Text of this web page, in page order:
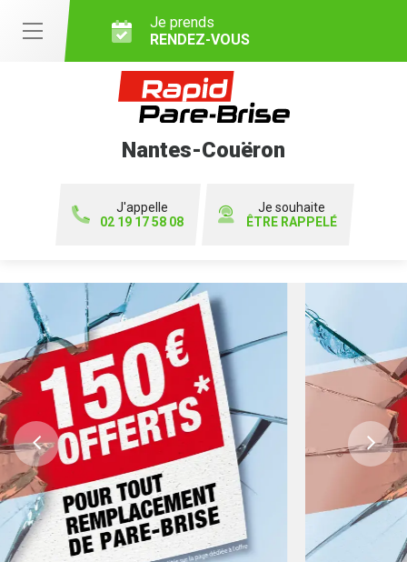
Je prends
RENDEZ-VOUS
Nantes-Couëron
J'appelle
02 19 17 58 08
Je souhaite
ÊTRE RAPPELÉ
Previous